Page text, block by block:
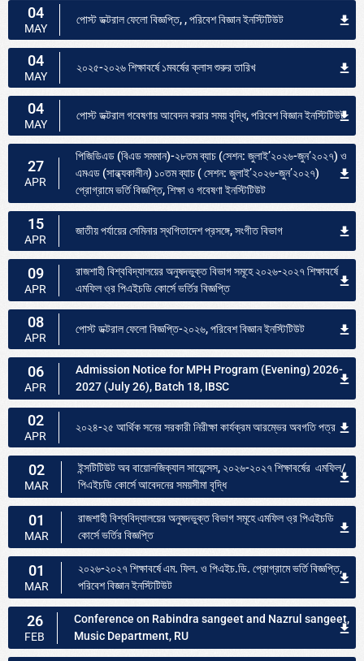
04
MAY
পোস্ট ডক্টরাল ফেলো বিজ্ঞপ্তি, , পরিবেশ বিজ্ঞান ইনস্টিটিউট
04
MAY
২০২৫-২০২৬ শিক্ষাবর্ষে ১মবর্ষের ক্লাস শুরুর তারিখ
04
MAY
পোস্ট ডক্টরাল গবেষণায় আবেদন করার সময় বৃদ্ধি, পরিবেশ বিজ্ঞান ইনস্টিটিউট
27
APR
পিজিডিএড (বিএড সমমান)-২৮তম ব্যাচ (সেশন: জুলাই’২০২৬-জুন’২০২৭) ও
এমএড (সান্ধ্যকালীন) ১০তম ব্যাচ ( সেশন: জুলাই’২০২৬-জুন’২০২৭)
প্রোগ্রামে ভর্তি বিজ্ঞপ্তি, শিক্ষা ও গবেষণা ইনস্টিটিউট
15
APR
জাতীয় পর্যায়ের সেমিনার স্থগিতাদেশ প্রসঙ্গে, সংগীত বিভাগ
09
APR
রাজশাহী বিশ্ববিদ্যালয়ের অনুষদভুক্ত বিভাগ সমূহে ২০২৬-২০২৭ শিক্ষাবর্ষে
এমফিল ও্র পিএইচডি কোর্সে ভর্তির বিজ্ঞপ্তি
08
APR
পোস্ট ডক্টরাল ফেলো বিজ্ঞপ্তি-২০২৬, পরিবেশ বিজ্ঞান ইনস্টিটিউট
06
APR
Admission Notice for MPH Program (Evening) 2026-
2027 (July 26), Batch 18, IBSC
02
APR
২০২৪-২৫ আর্থিক সনের সরকারী নিরীক্ষা কার্যক্রম আরম্ভের অবগতি পত্র
02
MAR
ইন্সটিটিউট অব বায়োলজিক্যাল সায়েন্সেস, ২০২৬-২০২৭ শিক্ষাবর্ষের এমফিল/
পিএইচডি কোর্সে আবেদনের সময়সীমা বৃদ্ধি
01
MAR
রাজশাহী বিশ্ববিদ্যালয়ের অনুষদভুক্ত বিভাগ সমূহে এমফিল ও্র পিএইচডি
কোর্সে ভর্তির বিজ্ঞপ্তি
01
MAR
২০২৬-২০২৭ শিক্ষাবর্ষে এম. ফিল. ও পিএইচ.ডি. প্রোগ্রামে ভর্তি বিজ্ঞপ্তি,
পরিবেশ বিজ্ঞান ইনস্টিটিউট
26
FEB
Conference on Rabindra sangeet and Nazrul sangeet,
Music Department, RU